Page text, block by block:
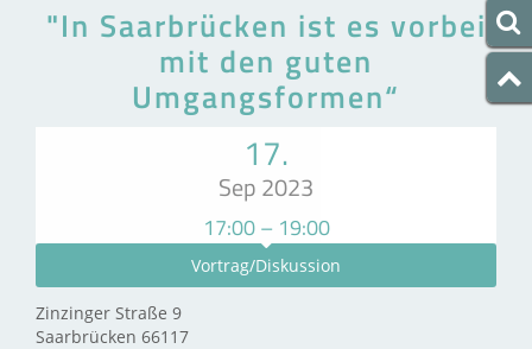
"In Saarbrücken ist es vorbei
mit den guten
Umgangsformen“
17.
Sep 2023
17:00 – 19:00
Vortrag/Diskussion
Zinzinger Straße 9
Saarbrücken 66117